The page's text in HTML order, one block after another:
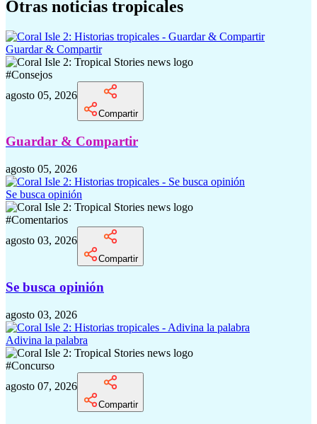
Otras noticias tropicales
Guardar & Compartir
#Consejos
agosto 05, 2026
Compartir
Guardar & Compartir
agosto 05, 2026
Se busca opinión
#Comentarios
agosto 03, 2026
Compartir
Se busca opinión
agosto 03, 2026
Adivina la palabra
#Concurso
agosto 07, 2026
Compartir